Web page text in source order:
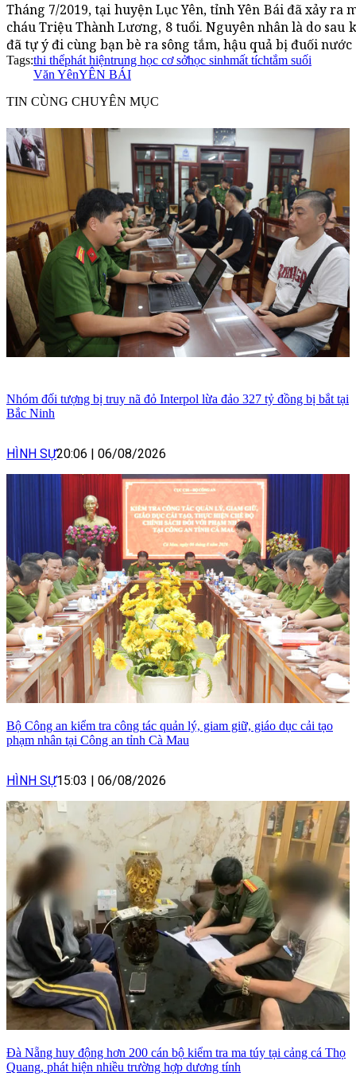
Tháng 7/2019, tại huyện Lục Yên, tỉnh Yên Bái đã xảy
cháu Triệu Thành Lương, 8 tuổi. Nguyên nhân là do sau
đã tự ý đi cùng bạn bè ra sông tắm, hậu quả bị đuối
Tags:thi thểphát hiệntrung học cơ sởhọc sinhmất tíchtắm suối
Văn YênYÊN BÁI
TIN CÙNG CHUYÊN MỤC
Nhóm đối tượng bị truy nã đỏ Interpol lừa đảo 327 tỷ đồng bị bắt tại
Bắc Ninh
HÌNH SỰ20:06 06/08/2026
Bộ Công an kiểm tra công tác quản lý, giam giữ, giáo dục cải tạo
phạm nhân tại Công an tỉnh Cà Mau
HÌNH SỰ15:03 06/08/2026
Đà Nẵng huy động hơn 200 cán bộ kiểm tra ma túy tại cảng cá Thọ
Quang, phát hiện nhiều trường hợp dương tính